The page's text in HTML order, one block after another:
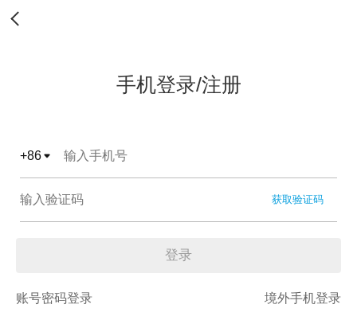
手机登录/注册
+86
获取验证码
登录
账号密码登录 境外手机登录